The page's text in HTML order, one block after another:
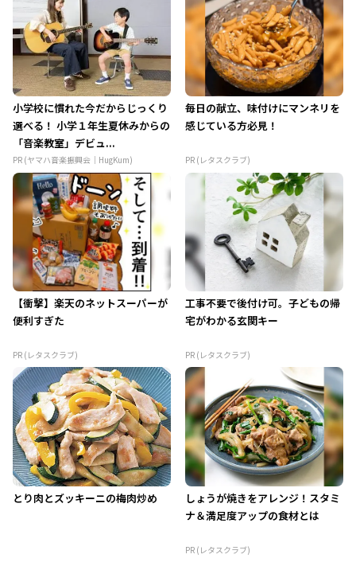
小学校に慣れた今だからじっくり
選べる！ 小学１年生夏休みからの
「音楽教室」デビュ...
PR (ヤマハ音楽振興会｜HugKum)
毎日の献立、味付けにマンネリを
感じている方必見！
PR (レタスクラブ)
【衝撃】楽天のネットスーパーが
便利すぎた
PR (レタスクラブ)
工事不要で後付け可。子どもの帰
宅がわかる玄関キー
PR (レタスクラブ)
とり肉とズッキーニの梅肉炒め
しょうが焼きをアレンジ！スタミ
ナ＆満足度アップの食材とは
PR (レタスクラブ)